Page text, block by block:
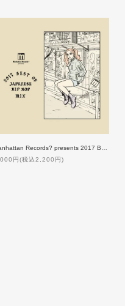
円(税込2,200円)